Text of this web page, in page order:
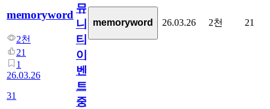
memoryword
2천
21
1
26.03.26
31
뮤
니
티
이
벤
트
중
memoryword 26.03.26 2천 21